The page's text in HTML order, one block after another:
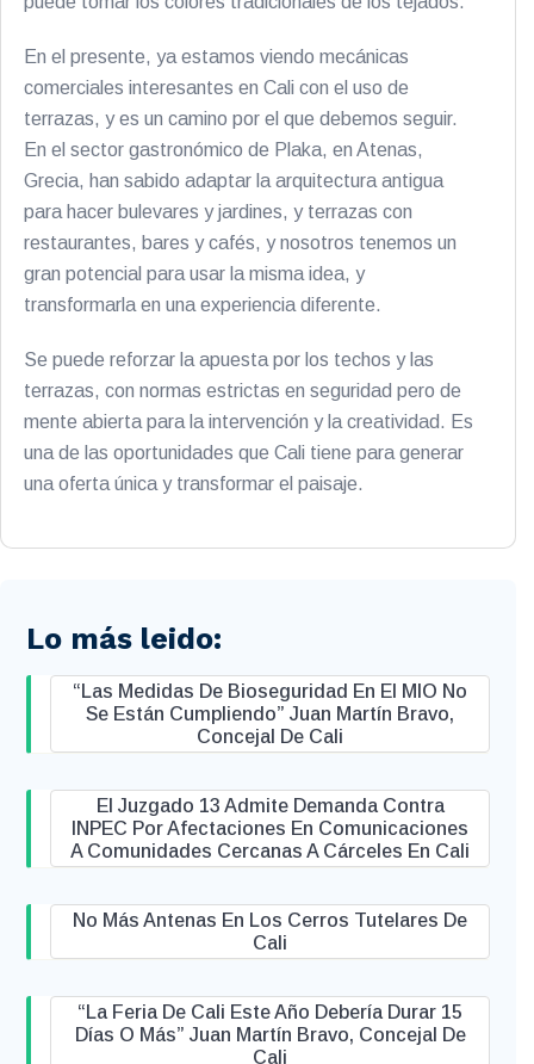
En el presente, ya estamos viendo mecánicas
comerciales interesantes en Cali con el uso de
terrazas, y es un camino por el que debemos seguir.
En el sector gastronómico de Plaka, en Atenas,
Grecia, han sabido adaptar la arquitectura antigua
para hacer bulevares y jardines, y terrazas con
restaurantes, bares y cafés, y nosotros tenemos un
gran potencial para usar la misma idea, y
transformarla en una experiencia diferente.
Se puede reforzar la apuesta por los techos y las
terrazas, con normas estrictas en seguridad pero de
mente abierta para la intervención y la creatividad. Es
una de las oportunidades que Cali tiene para generar
una oferta única y transformar el paisaje.
Lo más leido:
“Las Medidas De Bioseguridad En El MIO No
Se Están Cumpliendo” Juan Martín Bravo,
Concejal De Cali
El Juzgado 13 Admite Demanda Contra
INPEC Por Afectaciones En Comunicaciones
A Comunidades Cercanas A Cárceles En Cali
No Más Antenas En Los Cerros Tutelares De
Cali
“La Feria De Cali Este Año Debería Durar 15
Días O Más” Juan Martín Bravo, Concejal De
Cali